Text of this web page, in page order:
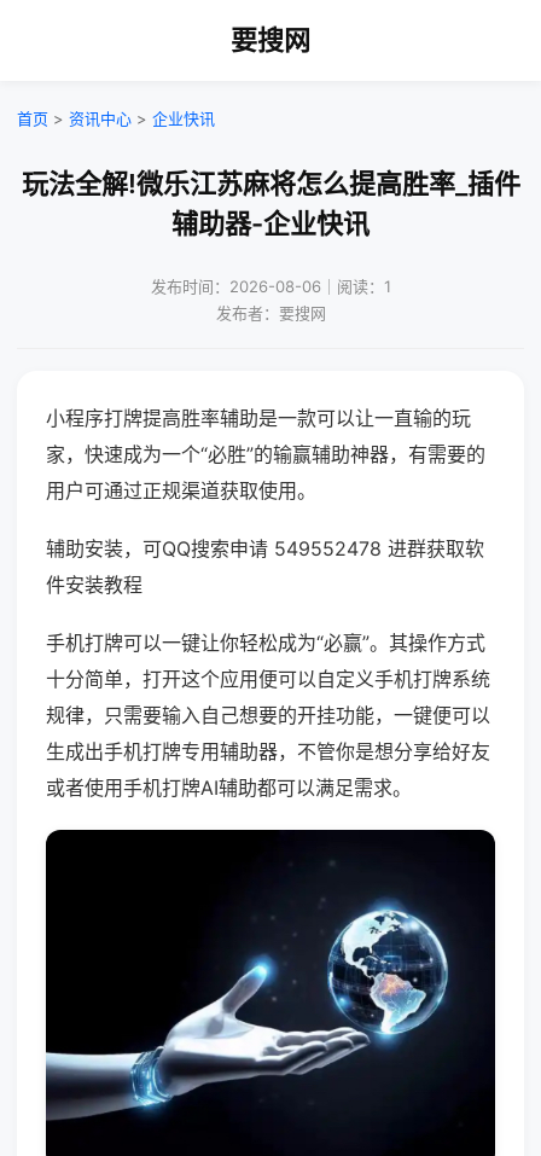
要搜网
首页 > 资讯中心 > 企业快讯
玩法全解!微乐江苏麻将怎么提高胜率_插件
辅助器-企业快讯
发布时间：2026-08-06｜阅读：1
发布者：要搜网
小程序打牌提高胜率辅助是一款可以让一直输的玩
家，快速成为一个“必胜”的输赢辅助神器，有需要的
用户可通过正规渠道获取使用。
辅助安装，可QQ搜索申请 549552478 进群获取软
件安装教程
手机打牌可以一键让你轻松成为“必赢”。其操作方式
十分简单，打开这个应用便可以自定义手机打牌系统
规律，只需要输入自己想要的开挂功能，一键便可以
生成出手机打牌专用辅助器，不管你是想分享给好友
或者使用手机打牌AI辅助都可以满足需求。